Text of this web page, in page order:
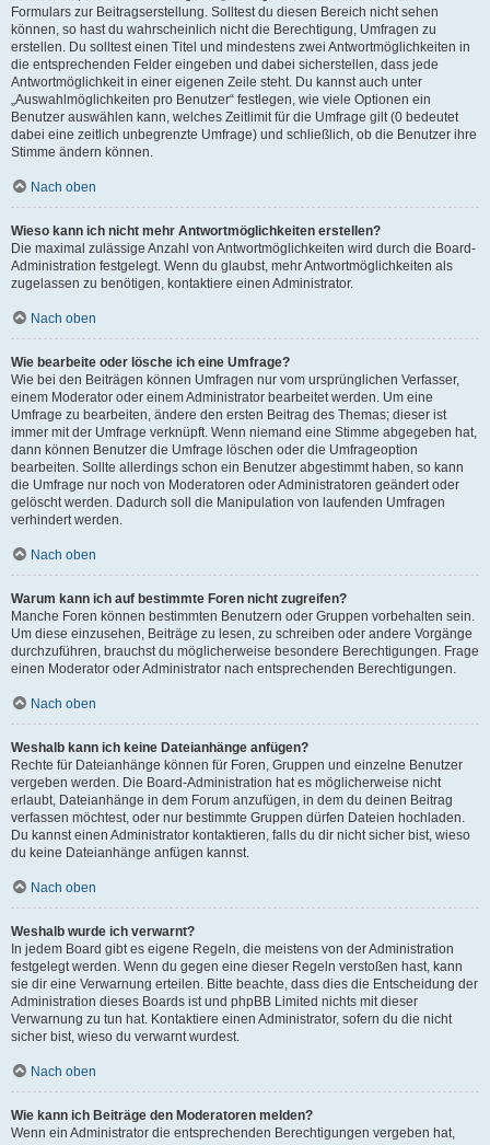
Formulars zur Beitragserstellung. Solltest du diesen Bereich nicht sehen
können, so hast du wahrscheinlich nicht die Berechtigung, Umfragen zu
erstellen. Du solltest einen Titel und mindestens zwei Antwortmöglichkeiten in
die entsprechenden Felder eingeben und dabei sicherstellen, dass jede
Antwortmöglichkeit in einer eigenen Zeile steht. Du kannst auch unter
„Auswahlmöglichkeiten pro Benutzer“ festlegen, wie viele Optionen ein
Benutzer auswählen kann, welches Zeitlimit für die Umfrage gilt (0 bedeutet
dabei eine zeitlich unbegrenzte Umfrage) und schließlich, ob die Benutzer ihre
Stimme ändern können.
Nach oben
Wieso kann ich nicht mehr Antwortmöglichkeiten erstellen?
Die maximal zulässige Anzahl von Antwortmöglichkeiten wird durch die Board-
Administration festgelegt. Wenn du glaubst, mehr Antwortmöglichkeiten als
zugelassen zu benötigen, kontaktiere einen Administrator.
Nach oben
Wie bearbeite oder lösche ich eine Umfrage?
Wie bei den Beiträgen können Umfragen nur vom ursprünglichen Verfasser,
einem Moderator oder einem Administrator bearbeitet werden. Um eine
Umfrage zu bearbeiten, ändere den ersten Beitrag des Themas; dieser ist
immer mit der Umfrage verknüpft. Wenn niemand eine Stimme abgegeben hat,
dann können Benutzer die Umfrage löschen oder die Umfrageoption
bearbeiten. Sollte allerdings schon ein Benutzer abgestimmt haben, so kann
die Umfrage nur noch von Moderatoren oder Administratoren geändert oder
gelöscht werden. Dadurch soll die Manipulation von laufenden Umfragen
verhindert werden.
Nach oben
Warum kann ich auf bestimmte Foren nicht zugreifen?
Manche Foren können bestimmten Benutzern oder Gruppen vorbehalten sein.
Um diese einzusehen, Beiträge zu lesen, zu schreiben oder andere Vorgänge
durchzuführen, brauchst du möglicherweise besondere Berechtigungen. Frage
einen Moderator oder Administrator nach entsprechenden Berechtigungen.
Nach oben
Weshalb kann ich keine Dateianhänge anfügen?
Rechte für Dateianhänge können für Foren, Gruppen und einzelne Benutzer
vergeben werden. Die Board-Administration hat es möglicherweise nicht
erlaubt, Dateianhänge in dem Forum anzufügen, in dem du deinen Beitrag
verfassen möchtest, oder nur bestimmte Gruppen dürfen Dateien hochladen.
Du kannst einen Administrator kontaktieren, falls du dir nicht sicher bist, wieso
du keine Dateianhänge anfügen kannst.
Nach oben
Weshalb wurde ich verwarnt?
In jedem Board gibt es eigene Regeln, die meistens von der Administration
festgelegt werden. Wenn du gegen eine dieser Regeln verstoßen hast, kann
sie dir eine Verwarnung erteilen. Bitte beachte, dass dies die Entscheidung der
Administration dieses Boards ist und phpBB Limited nichts mit dieser
Verwarnung zu tun hat. Kontaktiere einen Administrator, sofern du die nicht
sicher bist, wieso du verwarnt wurdest.
Nach oben
Wie kann ich Beiträge den Moderatoren melden?
Wenn ein Administrator die entsprechenden Berechtigungen vergeben hat,